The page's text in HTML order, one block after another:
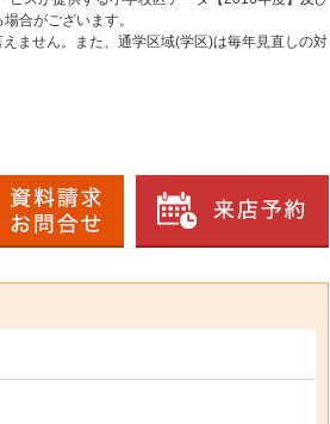
合がございます。
ません。また、通学区域(学区)は毎年見直しの対